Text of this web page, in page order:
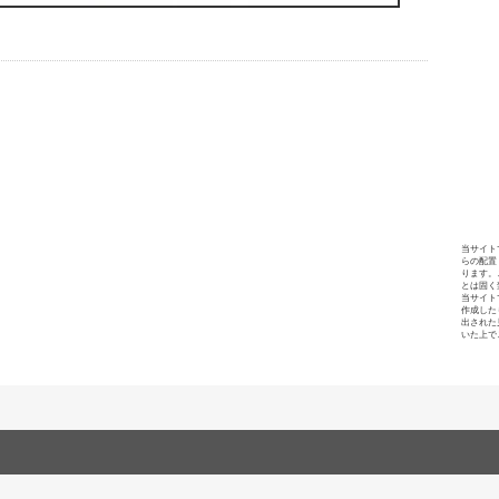
当サイ
らの配
ります
とは固
当サイ
作成した
出された
いた上で